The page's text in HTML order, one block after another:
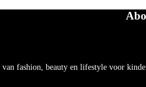
fashion, beauty en lifestyle voor